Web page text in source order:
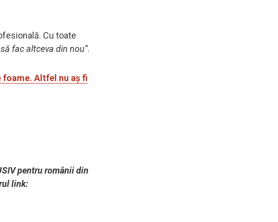
Cu toate
fac altceva din nou”.
foame. Altfel nu aș fi
pentru românii din
link: